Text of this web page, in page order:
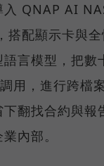
入 QNAP AI
搭配顯示卡與
言模型，把數
用，進行跨檔
翻找合約與報
內部。